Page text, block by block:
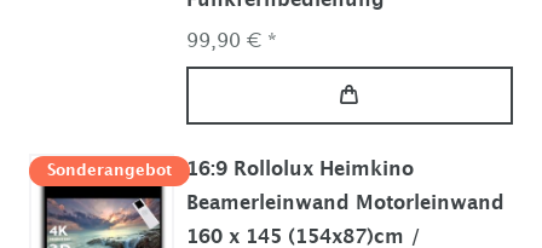
99,90 € *
Sonderangebot
16:9 Rollolux Heimkino
Beamerleinwand Motorleinwand
160 x 145 (154x87)cm /